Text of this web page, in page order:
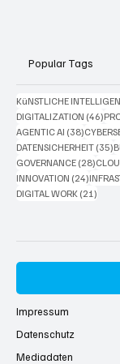
Popular Tags
KüNSTLICHE
DIGITALIZATION (46)46
AGENTIC AI (38)38
DATENSICHERHEIT (35)
GOVERNANCE (28)28
INNOVATION (24)24
DIGITAL WORK (21)
Impressum
Datenschutz
Mediadaten